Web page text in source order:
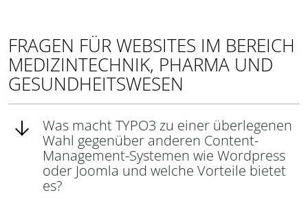
FRAGEN FÜR WEBSITES IM BEREICH
MEDIZINTECHNIK, PHARMA UND
GESUNDHEITSWESEN
Was macht TYPO3 zu einer überlegenen
Wahl gegenüber anderen Content-
Management-Systemen wie Wordpress
oder Joomla und welche Vorteile bietet
es?